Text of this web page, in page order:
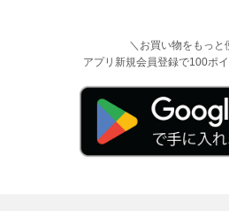
＼お買い物をもっと
アプリ新規会員登録で100ポ